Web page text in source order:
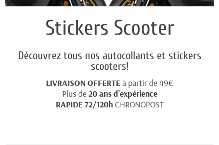
Stickers Scooter
Découvrez tous nos autocollants et stickers
scooters!
LIVRAISON OFFERTEà partir de 49€
Plus de20 ans d'expérience
RAPIDE 72/120hCHRONOPOST